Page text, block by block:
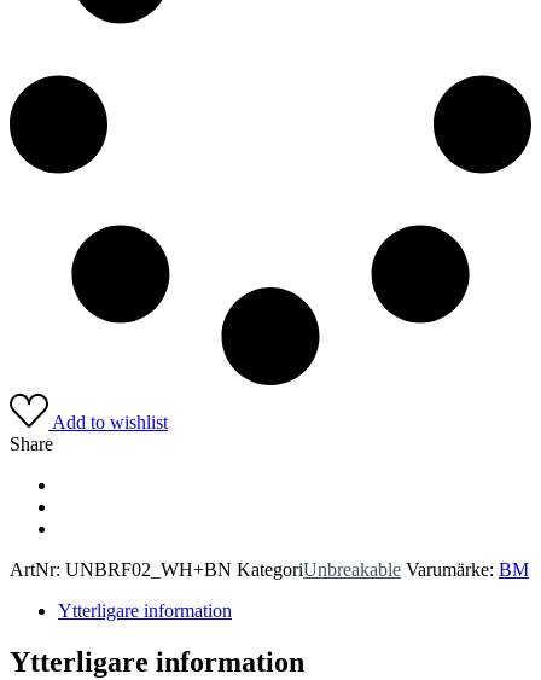
Add to wishlist
Share
ArtNr: UNBRF02_WH+BN KategoriUnbreakable Varumärke: BM
Ytterligare information
Ytterligare information